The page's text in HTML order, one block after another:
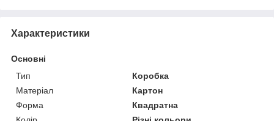
Характеристики
Основні
Тип
Коробка
Матеріал
Картон
Форма
Квадратна